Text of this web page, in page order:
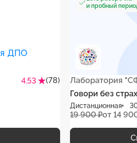
4.53
(78)
и пробный
Лаборатория
Говори без
Дистанционная
19 900 ₽от 14